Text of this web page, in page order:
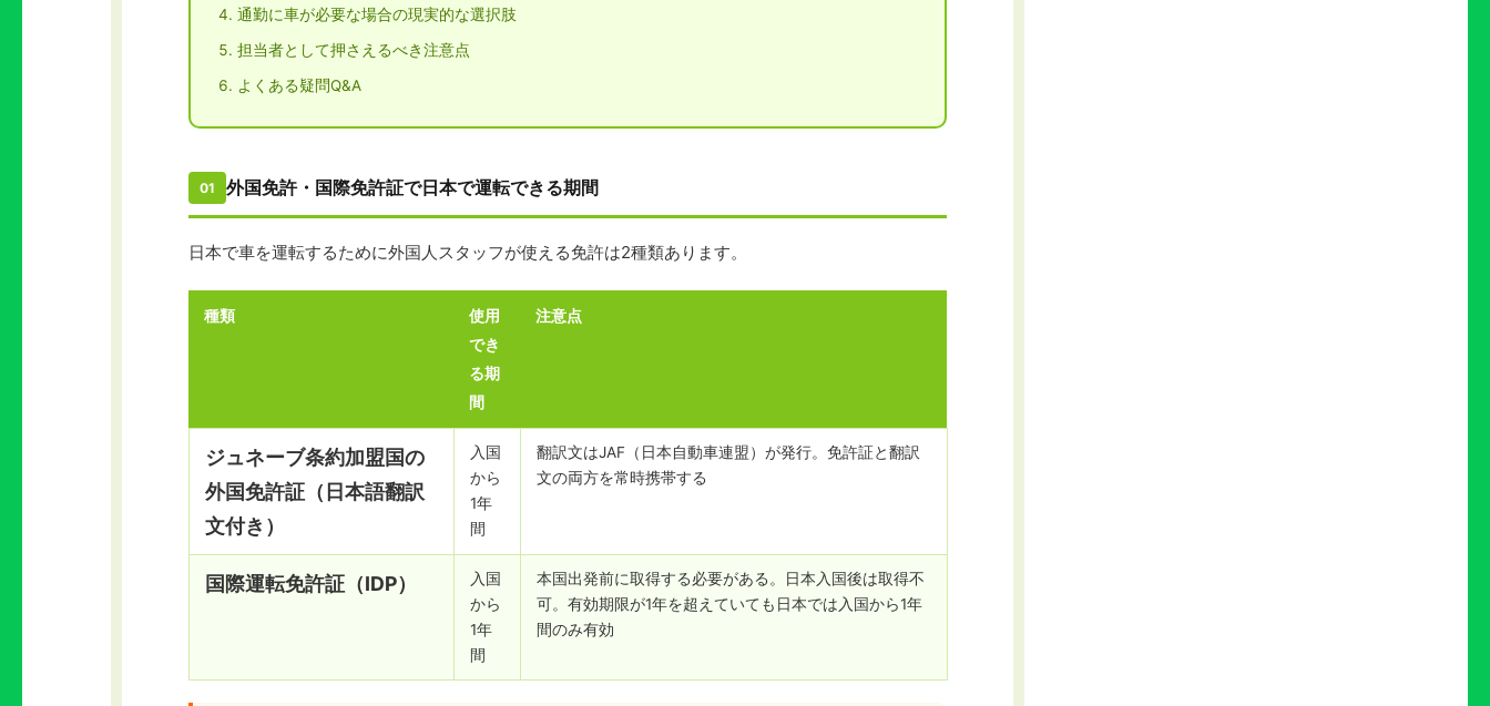
通勤に車が必要な場合の現実的な選択肢
担当者として押さえるべき注意点
よくある疑問Q&A
01 外国免許・国際免許証で日本で運転できる期間
日本で車を運転するために外国人スタッフが使える免許は2種類あります。
種類
使用
でき
る期
間
注意点
ジュネーブ条約加盟国の
外国免許証（日本語翻訳
文付き）
入国
から
1年
間
翻訳文はJAF（日本自動車連盟）が発行。免許証と翻訳
文の両方を常時携帯する
国際運転免許証（IDP）
入国
から
1年
間
本国出発前に取得する必要がある。日本入国後は取得不
可。有効期限が1年を超えていても日本では入国から1年
間のみ有効